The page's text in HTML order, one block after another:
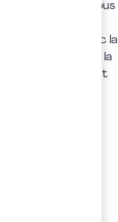
la vôtre : nous vous
rapidement, avec la
transparence et la
précision qui font